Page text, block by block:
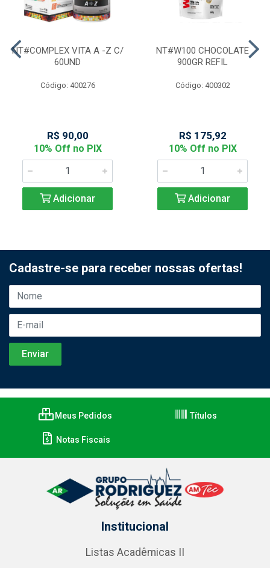
NT#COMPLEX VITA A -Z C/
60UND
Código: 400276
R$ 90,00
10% Off no PIX
Adicionar
NT#W100 CHOCOLATE
900GR REFIL
Código: 400302
R$ 175,92
10% Off no PIX
Adicionar
Cadastre-se para receber nossas ofertas!
Meus Pedidos Títulos
Notas Fiscais
Institucional
Listas Acadêmicas II